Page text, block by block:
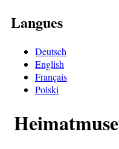
Langues
Deutsch
English
Français
Polski